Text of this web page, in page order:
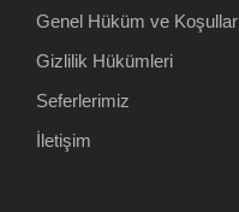
Genel Hüküm ve Koşullar
Gizlilik Hükümleri
Seferlerimiz
İletişim